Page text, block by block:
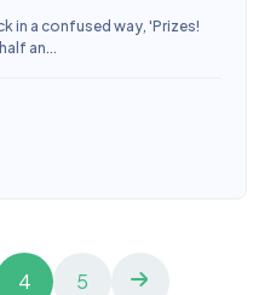
in a confused way, 'Prizes!
an...
4 5